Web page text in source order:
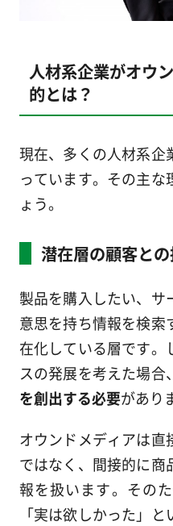
人材系企業がオウ
的とは？
現在、多くの人材系企
っています。その主
ょう。
潜在層の顧客と
製品を購入したい、サ
意思を持ち情報を検索
在化している層です。
スの発展を考えた場合
を創出する必要があり
オウンドメディアは直
ではなく、間接的に商
報を扱います。その
「実は欲しかった」